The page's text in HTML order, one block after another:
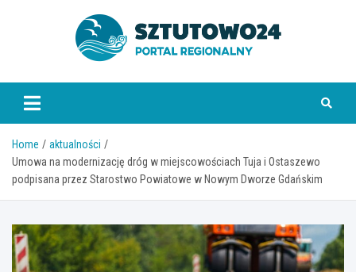
www.sztutowo24.pl
Home
aktualności
Umowa na modernizację dróg w miejscowościach Tuja i Ostaszewo
podpisana przez Starostwo Powiatowe w Nowym Dworze Gdańskim